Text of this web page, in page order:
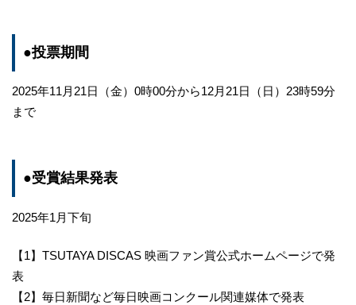
●投票期間
2025年11月21日（金）0時00分から12月21日（日）23時59分
まで
●受賞結果発表
2025年1月下旬
【1】TSUTAYA DISCAS 映画ファン賞公式ホームページで発
表
【2】毎日新聞など毎日映画コンクール関連媒体で発表